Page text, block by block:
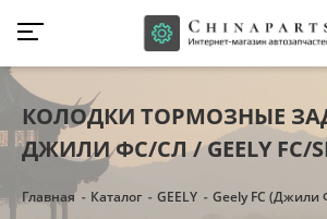
КОЛОДКИ ТОРМОЗНЫЕ
ДЖИЛИ ФС/СЛ / GEELY FC/
Главная Каталог GEELY Geely FC (Джили